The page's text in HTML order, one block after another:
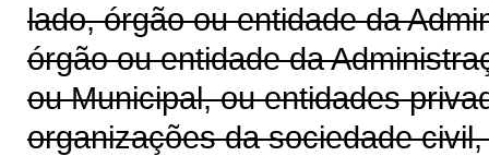
lado, órgão ou entidade da
órgão ou entidade da
ou Municipal, ou entidades
organizações da sociedade